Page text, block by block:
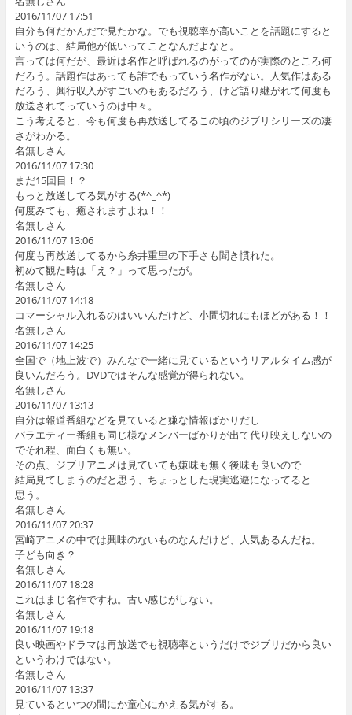
2016/11/07 17:51
自分も何だかんだで見たかな。でも視聴率が高いことを話題にすると
いうのは、結局他が低いってことなんだよなと。
言っては何だが、最近は名作と呼ばれるのがってのが実際のところ何
だろう。話題作はあっても誰でもっていう名作がない。人気作はある
だろう、興行収入がすごいのもあるだろう、けど語り継がれて何度も
放送されてっていうのは中々。
こう考えると、今も何度も再放送してるこの頃のジブリシリーズの凄
さがわかる。
名無しさん
2016/11/07 17:30
まだ15回目！？
もっと放送してる気がする(*^_^*)
何度みても、癒されますよね！！
名無しさん
2016/11/07 13:06
何度も再放送してるから糸井重里の下手さも聞き慣れた。
初めて観た時は「え？」って思ったが。
名無しさん
2016/11/07 14:18
コマーシャル入れるのはいいんだけど、小間切れにもほどがある！！
名無しさん
2016/11/07 14:25
全国で（地上波で）みんなで一緒に見ているというリアルタイム感が
良いんだろう。DVDではそんな感覚が得られない。
名無しさん
2016/11/07 13:13
自分は報道番組などを見ていると嫌な情報ばかりだし
バラエティー番組も同じ様なメンバーばかりが出て代り映えしないの
でそれ程、面白くも無い。
その点、ジブリアニメは見ていても嫌味も無く後味も良いので
結局見てしまうのだと思う、ちょっとした現実逃避になってると
思う。
名無しさん
2016/11/07 20:37
宮崎アニメの中では興味のないものなんだけど、人気あるんだね。
子ども向き？
名無しさん
2016/11/07 18:28
これはまじ名作ですね。古い感じがしない。
名無しさん
2016/11/07 19:18
良い映画やドラマは再放送でも視聴率というだけでジブリだから良い
というわけではない。
名無しさん
2016/11/07 13:37
見ているといつの間にか童心にかえる気がする。